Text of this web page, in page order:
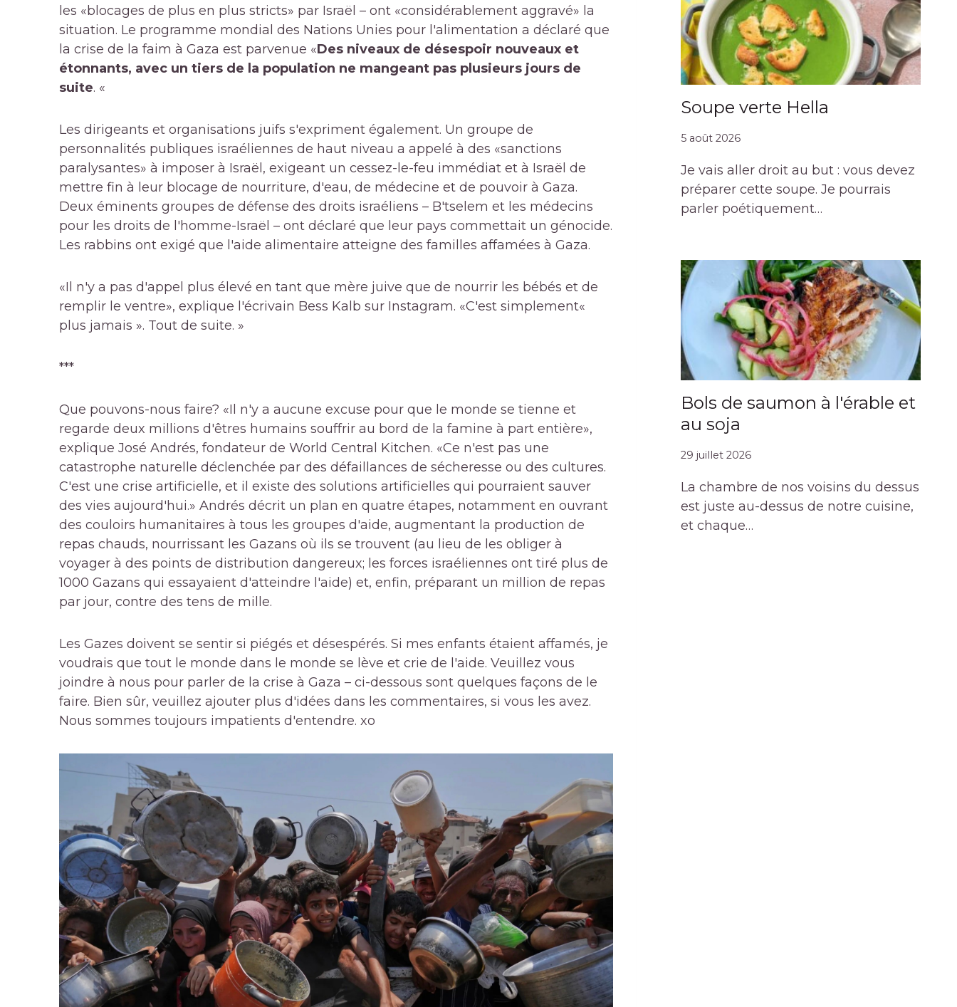
les «blocages de plus en plus stricts» par Israël – ont «considérablement aggravé» la
situation. Le programme mondial des Nations Unies pour l'alimentation a déclaré que
la crise de la faim à Gaza est parvenue «Des niveaux de désespoir nouveaux et
étonnants, avec un tiers de la population ne mangeant pas plusieurs jours de
suite. «
Les dirigeants et organisations juifs s'expriment également. Un groupe de
personnalités publiques israéliennes de haut niveau a appelé à des «sanctions
paralysantes» à imposer à Israël, exigeant un cessez-le-feu immédiat et à Israël de
mettre fin à leur blocage de nourriture, d'eau, de médecine et de pouvoir à Gaza.
Deux éminents groupes de défense des droits israéliens – B'tselem et les médecins
pour les droits de l'homme-Israël – ont déclaré que leur pays commettait un génocide.
Les rabbins ont exigé que l'aide alimentaire atteigne des familles affamées à Gaza.
«Il n'y a pas d'appel plus élevé en tant que mère juive que de nourrir les bébés et de
remplir le ventre», explique l'écrivain Bess Kalb sur Instagram. «C'est simplement«
plus jamais ». Tout de suite. »
***
Que pouvons-nous faire? «Il n'y a aucune excuse pour que le monde se tienne et
regarde deux millions d'êtres humains souffrir au bord de la famine à part entière»,
explique José Andrés, fondateur de World Central Kitchen. «Ce n'est pas une
catastrophe naturelle déclenchée par des défaillances de sécheresse ou des cultures.
C'est une crise artificielle, et il existe des solutions artificielles qui pourraient sauver
des vies aujourd'hui.» Andrés décrit un plan en quatre étapes, notamment en ouvrant
des couloirs humanitaires à tous les groupes d'aide, augmentant la production de
repas chauds, nourrissant les Gazans où ils se trouvent (au lieu de les obliger à
voyager à des points de distribution dangereux; les forces israéliennes ont tiré plus de
1000 Gazans qui essayaient d'atteindre l'aide) et, enfin, préparant un million de repas
par jour, contre des tens de mille.
Les Gazes doivent se sentir si piégés et désespérés. Si mes enfants étaient affamés, je
voudrais que tout le monde dans le monde se lève et crie de l'aide. Veuillez vous
joindre à nous pour parler de la crise à Gaza – ci-dessous sont quelques façons de le
faire. Bien sûr, veuillez ajouter plus d'idées dans les commentaires, si vous les avez.
Nous sommes toujours impatients d'entendre. xo
Soupe verte Hella
5 août 2026
Je vais aller droit au but : vous devez
préparer cette soupe. Je pourrais
parler poétiquement…
Bols de saumon à l'érable et
au soja
29 juillet 2026
La chambre de nos voisins du dessus
est juste au-dessus de notre cuisine,
et chaque…